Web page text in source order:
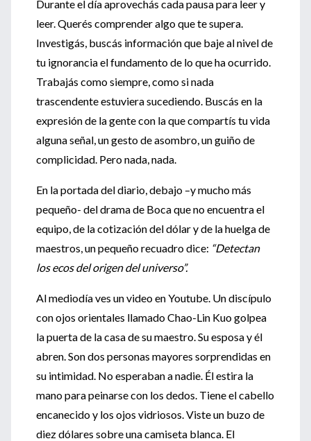
Durante el día aprovechás cada pausa para leer y
leer. Querés comprender algo que te supera.
Investigás, buscás información que baje al nivel de
tu ignorancia el fundamento de lo que ha ocurrido.
Trabajás como siempre, como si nada
trascendente estuviera sucediendo. Buscás en la
expresión de la gente con la que compartís tu vida
alguna señal, un gesto de asombro, un guiño de
complicidad. Pero nada, nada.
En la portada del diario, debajo –y mucho más
pequeño- del drama de Boca que no encuentra el
equipo, de la cotización del dólar y de la huelga de
maestros, un pequeño recuadro dice: “Detectan
los ecos del origen del universo”.
Al mediodía ves un video en Youtube. Un discípulo
con ojos orientales llamado Chao-Lin Kuo golpea
la puerta de la casa de su maestro. Su esposa y él
abren. Son dos personas mayores sorprendidas en
su intimidad. No esperaban a nadie. Él estira la
mano para peinarse con los dedos. Tiene el cabello
encanecido y los ojos vidriosos. Viste un buzo de
diez dólares sobre una camiseta blanca. El